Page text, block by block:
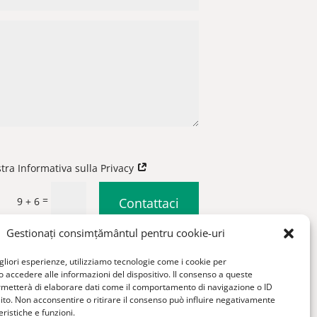
Gestionați consimțământul pentru cookie-uri
esperienze, utilizziamo tecnologie come i cookie per
accedere alle informazioni del dispositivo. Il consenso a queste
di elaborare dati come il comportamento di navigazione o ID
Non acconsentire o ritirare il consenso può influire negativamente
e funzioni.
Informativa sulla Privacy
9 + 6= Contattaci